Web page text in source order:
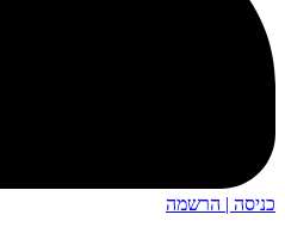
כניסה | הרשמה